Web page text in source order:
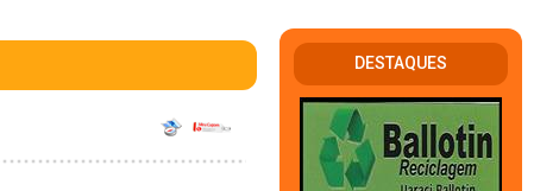
DESTAQUES